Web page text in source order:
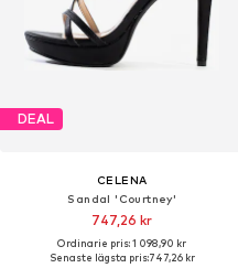
DEAL
CELENA
Sandal 'Courtney'
747,26 kr
Ordinarie pris: 1 098,90 kr
Senaste lägsta pris:747,26 kr